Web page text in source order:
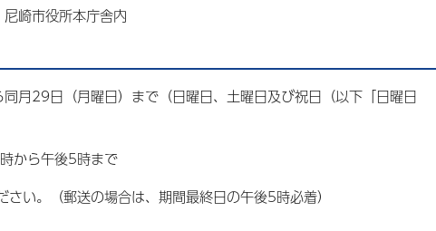
崎市役所本庁舎内
月29日（月曜日）まで（日曜日、土曜日及び祝日（以下「日曜日
から午後5時まで
い。（郵送の場合は、期間最終日の午後5時必着）